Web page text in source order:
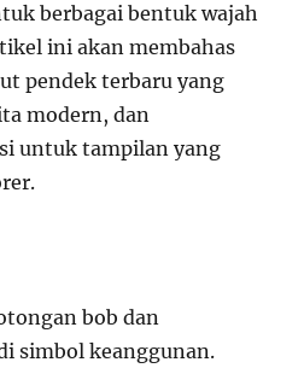
berbagai bentuk wajah
ini akan membahas
pendek terbaru yang
modern, dan
untuk tampilan yang
bob dan
simbol keanggunan.